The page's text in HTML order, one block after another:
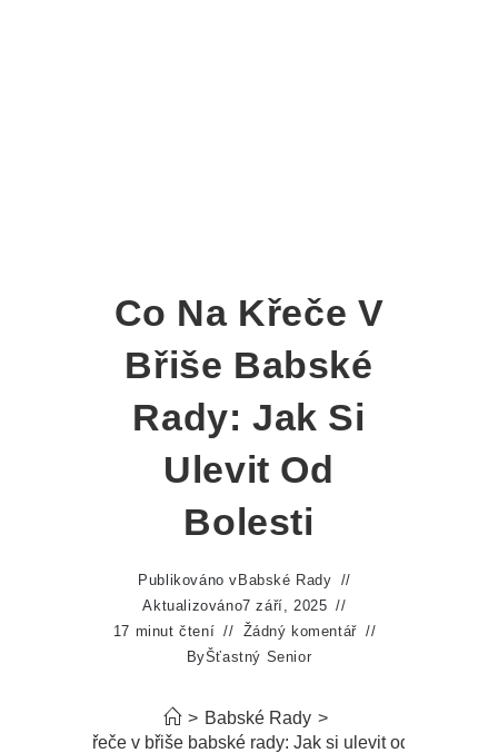
Co Na Křeče V
Břiše Babské
Rady: Jak Si
Ulevit Od
Bolesti
Publikováno v Babské Rady
Aktualizováno7 září, 2025
17 minut čtení
Žádný komentář
ByŠťastný Senior
> Babské Rady >
Co na křeče v břiše babské rady: Jak si ulevit od bolesti